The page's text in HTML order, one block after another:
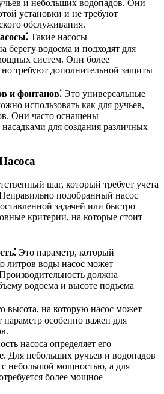
и небольших водопадов. Они
установки и не требуют
обслуживания.
Такие насосы
берегу водоема и подходят для
систем. Они более
требуют дополнительной защиты
и фонтанов⁚ Это универсальные
использовать как для ручьев,
Они часто оснащены
для создания различных
шаг, который требует учета
подобранный насос
задачей или быстро
критерии, на которые стоит
Это параметр, который
литров воды насос может
должна
водоема и высоте подъема
высота, на которую насос может
параметр особенно важен для
насоса определяет его
Для небольших ручьев и водопадов
с небольшой мощностью, а для
более мощное